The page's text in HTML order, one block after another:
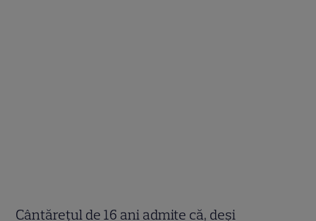
Cântăreţul de 16 ani admite că, deşi